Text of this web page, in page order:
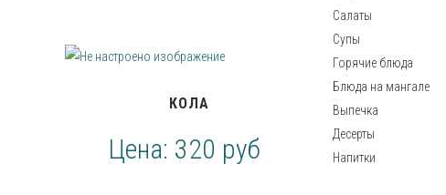
КОЛА
Цена: 320 руб
Салаты
Супы
Горячие блюда
Блюда на мангале
Выпечка
Десерты
Напитки